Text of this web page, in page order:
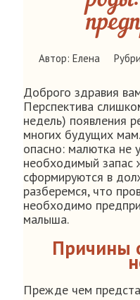
Автор: Елена
Доброго здравия
Перспектива
недель) появления
многих будущих
опасно: малютка не
необходимый запас
сформируются в
разберемся, что
необходимо
малыша.
Причины
Прежде чем